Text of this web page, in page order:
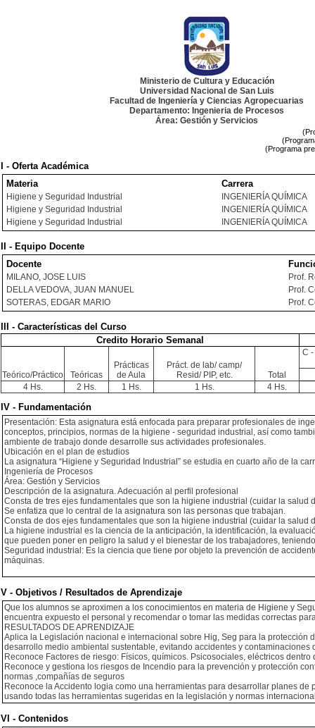
Ministerio de Cultura y Educación
Universidad Nacional de San Luis
Facultad de Ingeniería y Ciencias Agropecuarias
Departamento: Ingenieria de Procesos
Área: Gestión y Servicios
(Programa
I - Oferta Académica
Materia
Carrera
Higiene y Seguridad Industrial
INGENIERÍA QUÍMICA
Higiene y Seguridad Industrial
INGENIERÍA QUÍMICA
Higiene y Seguridad Industrial
INGENIERÍA QUÍMICA
II - Equipo Docente
Docente
MILANO, JOSE LUIS
Prof.
DELLA VEDOVA, JUAN MANUEL
Prof.
SOTERAS, EDGAR MARIO
Prof.
III - Características del Curso
Credito Horario Semanal
Teórico/Práctico Teóricas
Prácticas
de Aula
Práct. de lab/ camp/
Resid/ PIP, etc.
Total
C
4 Hs. 2 Hs. 1 Hs. 1 Hs. 4 Hs.
IV - Fundamentación
Presentación: Esta asignatura está enfocada para preparar profesionales de
conceptos, principios, normas de la higiene - seguridad industrial, así como
ambiente de trabajo donde desarrolle sus actividades profesionales.
Ubicación en el plan de estudios
La asignatura “Higiene y Seguridad Industrial” se estudia en cuarto año de la
Ingeniería de Procesos
Área: Gestión y Servicios
Descripción de la asignatura. Adecuación al perfil profesional
Consta de tres ejes fundamentales que son la higiene industrial (cuidar la
Se enfatiza que lo central de la asignatura son las personas que trabajan.
Consta de dos ejes fundamentales que son la higiene industrial (cuidar la
La higiene industrial es la ciencia de la anticipación, la identificación, la
que pueden poner en peligro la salud y el bienestar de los trabajadores,
Seguridad industrial: Es la ciencia que tiene por objeto la prevención de
máquinas.
V - Objetivos / Resultados de Aprendizaje
Que los alumnos se aproximen a los conocimientos en materia de Higiene y
encuentra expuesto el personal y recomendar o tomar las medidas correctas
RESULTADOS DE APRENDIZAJE
Aplica la Legislación nacional e internacional sobre Hig, Seg para la
desarrollo medio ambiental sustentable, evitando accidentes y
Reconoce Factores de riesgo: Físicos, químicos. Psicosociales, eléctricos
Reconoce y gestiona los riesgos de Incendio para la prevención y protección
normas ,compañías de seguros
Reconoce la Accidento logia como una herramientas para desarrollar planes
usando todas las herramientas sugeridas en la legislación y normas
VI - Contenidos